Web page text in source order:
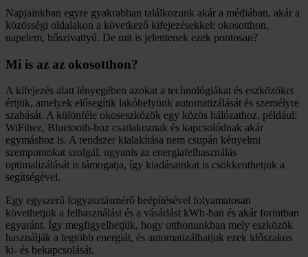
Napjainkban egyre gyakrabban találkozunk akár a médiában, akár a
közösségi oldalakon a következő kifejezésekkel: okosotthon,
napelem, hőszivattyú. De mit is jelentenek ezek pontosan?
Mi is az az okosotthon?
A kifejezés alatt lényegében azokat a technológiákat és eszközöket
értjük, amelyek elősegítik lakóhelyünk automatizálását és személyre
szabását. A különféle okoseszközök egy közös hálózathoz, például:
WiFihez, Bluetooth-hoz csatlakoznak és kapcsolódnak akár
egymáshoz is. A rendszer kialakítása nem csupán kényelmi
szempontokat szolgál, ugyanis az energiafelhasználás
optimalizálását is támogatja, így kiadásainkat is csökkenthetjük a
segítségével.
Egy egyszerű fogyasztásmérő beépítésével folyamatosan
követhetjük a felhasználást és a vásárlást kWh-ban és akár forintban
egyaránt. Így megfigyelhetjük, hogy otthonunkban mely eszközök
használják a legtöbb energiát, és automatizálhatjuk ezek időszakos
ki- és bekapcsolását.